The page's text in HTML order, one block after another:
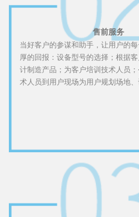
售前服务
当好客户的参谋和助手，让用户的
厚的回报：设备型号的选择；根据
计制造产品；为客户培训技术人员
术人员到用户现场为用户规划场地、